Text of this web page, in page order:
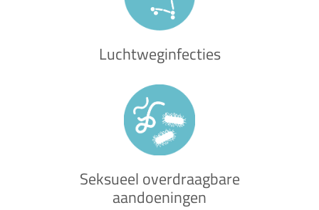
Luchtweginfecties
Seksueel overdraagbare
aandoeningen